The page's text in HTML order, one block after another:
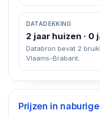
DATADEKKING
2 jaar huizen · 0
Databron bevat 2
Vlaams-Brabant.
Prijzen in